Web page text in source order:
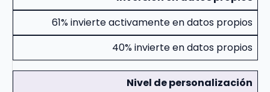
61% invierte activamente en datos propios
40% invierte en datos propios
Nivel de personalización